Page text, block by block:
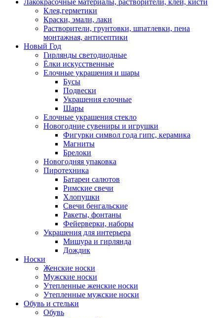
Лакокрасочные материалы, растворители, клей, кисти
Клея,герметики
Краски, эмали, лаки
Растворители, грунтовки, шпатлевки, пена
монтажная, антисептики
Новый Год
Гирлянды светодиодные
Ёлки искусственные
Елочные украшения и шары
Бусы
Подвески
Украшения елочные
Шары
Елочные украшения стекло
Новогодние сувениры и игрушки
Фигурки символ года гипс, керамика
Магниты
Брелоки
Новогодняя упаковка
Пиротехника
Батареи салютов
Римские свечи
Хлопушки
Свечи бенгальские
Ракеты, фонтаны
Фейерверки, наборы
Украшения для интерьера
Мишура и гирлянда
Дождик
Носки
Женские носки
Мужские носки
Утепленные женские носки
Утепленные мужские носки
Обувь и стельки
Обувь